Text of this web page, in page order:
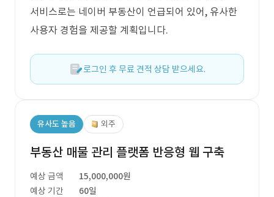
서비스로는 네이버 부동산이 언급되어 있어, 유사한
사용자 경험을 제공할 계획입니다.
로그인 후 무료 견적 상담 받으세요.
유사도 높음 외주
부동산 매물 관리 플랫폼 반응형 웹 구축
예상 금액
15,000,000원
예상 기간
60일